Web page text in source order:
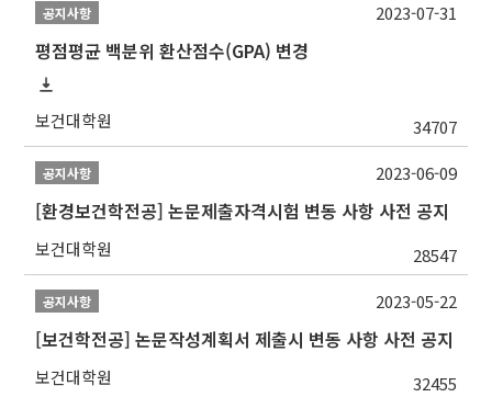
공지사항
평점평균 백분위 환산점수(GPA) 변경
보건대학원 34707
2023-07-31
공지사항
[환경보건학전공] 논문제출자격시험 변동 사항 사전 공지
보건대학원 28547
2023-06-09
공지사항
[보건학전공] 논문작성계획서 제출시 변동 사항 사전 공지
보건대학원 32455
2023-05-22